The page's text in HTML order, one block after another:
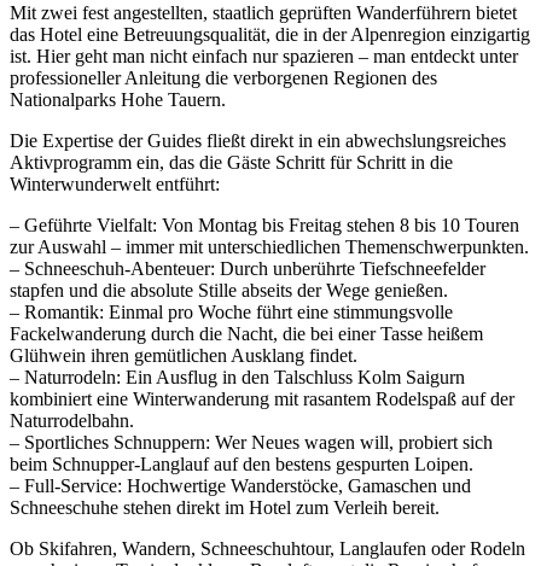
Mit zwei fest angestellten, staatlich geprüften Wanderführern bietet
das Hotel eine Betreuungsqualität, die in der Alpenregion einzigartig
ist. Hier geht man nicht einfach nur spazieren – man entdeckt unter
professioneller Anleitung die verborgenen Regionen des
Nationalparks Hohe Tauern.
Die Expertise der Guides fließt direkt in ein abwechslungsreiches
Aktivprogramm ein, das die Gäste Schritt für Schritt in die
Winterwunderwelt entführt:
– Geführte Vielfalt: Von Montag bis Freitag stehen 8 bis 10 Touren
zur Auswahl – immer mit unterschiedlichen Themenschwerpunkten.
– Schneeschuh-Abenteuer: Durch unberührte Tiefschneefelder
stapfen und die absolute Stille abseits der Wege genießen.
– Romantik: Einmal pro Woche führt eine stimmungsvolle
Fackelwanderung durch die Nacht, die bei einer Tasse heißem
Glühwein ihren gemütlichen Ausklang findet.
– Naturrodeln: Ein Ausflug in den Talschluss Kolm Saigurn
kombiniert eine Winterwanderung mit rasantem Rodelspaß auf der
Naturrodelbahn.
– Sportliches Schnuppern: Wer Neues wagen will, probiert sich
beim Schnupper-Langlauf auf den bestens gespurten Loipen.
– Full-Service: Hochwertige Wanderstöcke, Gamaschen und
Schneeschuhe stehen direkt im Hotel zum Verleih bereit.
Ob Skifahren, Wandern, Schneeschuhtour, Langlaufen oder Rodeln